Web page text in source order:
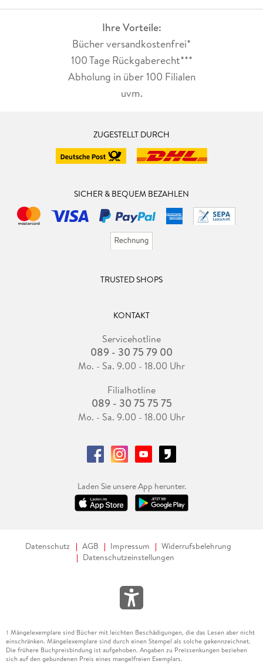
Ihre Vorteile:
Bücher versandkostenfrei*
100 Tage Rückgaberecht***
Abholung in über 100 Filialen
uvm.
ZUGESTELLT DURCH
SICHER & BEQUEM BEZAHLEN
TRUSTED SHOPS
KONTAKT
Servicehotline
089 - 30 75 79 00
Mo. - Sa. 9.00 - 18.00 Uhr
Filialhotline
089 - 30 75 75 75
Mo. - Sa. 9.00 - 18.00 Uhr
Laden Sie unsere App herunter.
Datenschutz AGB Impressum
Widerrufsbelehrung
Datenschutzeinstellungen
1 Mängelexemplare sind Bücher mit leichten Beschädigungen, die das Lesen aber nicht
einschränken. Mängelexemplare sind durch einen Stempel als solche gekennzeichnet.
Die frühere Buchpreisbindung ist aufgehoben. Angaben zu Preissenkungen beziehen
sich auf den gebundenen Preis eines mangelfreien Exemplars.